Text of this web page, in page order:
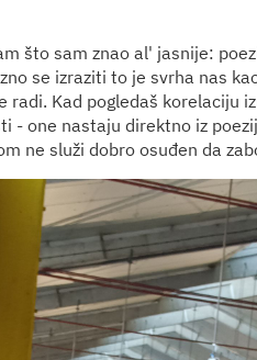
što sam znao al' jasnije:
se izraziti to je svrha nas
radi. Kad pogledaš korelaciju
- one nastaju direktno iz
ne služi dobro osuđen da